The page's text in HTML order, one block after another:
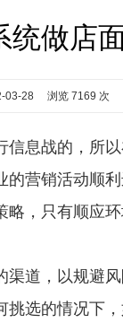
统做店
03-28 浏览 7169 次
息战的，所
营销活动顺
，只有顺应
渠道，以规避
选的情况下